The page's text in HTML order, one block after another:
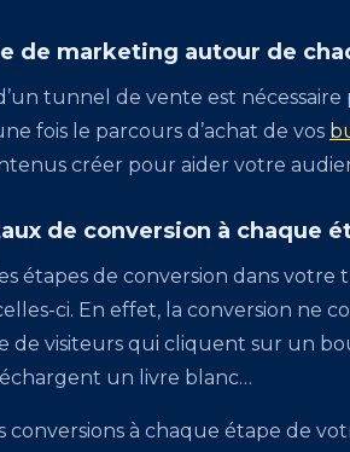
de marketing autour de
tunnel de vente est
fois le parcours d’achat de vos
créer pour aider votre
de conversion à chaque
étapes de conversion dans
ci. En effet, la conversion
de visiteurs qui cliquent sur un
un livre blanc…
conversions à chaque étape de